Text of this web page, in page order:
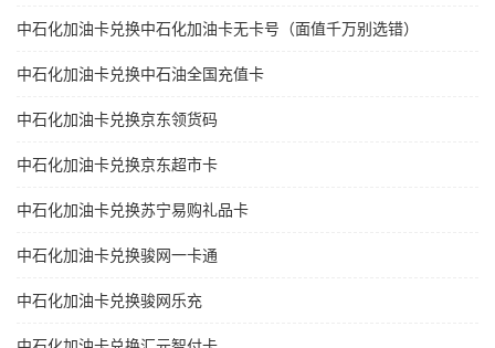
中石化加油卡兑换中石化加油卡无卡号（面值千万别选错）
中石化加油卡兑换中石油全国充值卡
中石化加油卡兑换京东领货码
中石化加油卡兑换京东超市卡
中石化加油卡兑换苏宁易购礼品卡
中石化加油卡兑换骏网一卡通
中石化加油卡兑换骏网乐充